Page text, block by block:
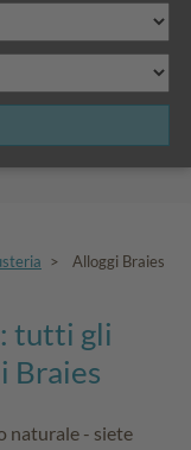
> Alloggi Braies
tutti gli
Braies
naturale - siete